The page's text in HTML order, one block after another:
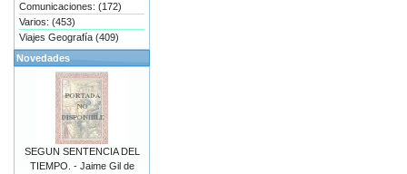
Comunicaciones: (172)
Varios: (453)
Viajes Geografía (409)
Novedades
SEGUN SENTENCIA DEL
TIEMPO. - Jaime Gil de